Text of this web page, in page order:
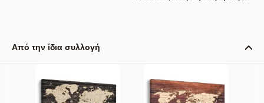
Από την ίδια συλλογή